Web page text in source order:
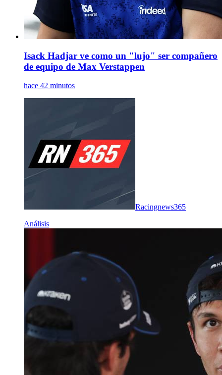
Isack Hadjar ve como un "lujo" ser compañero
de equipo de Max Verstappen
hace 42 minutos
Racingnews365
Análisis